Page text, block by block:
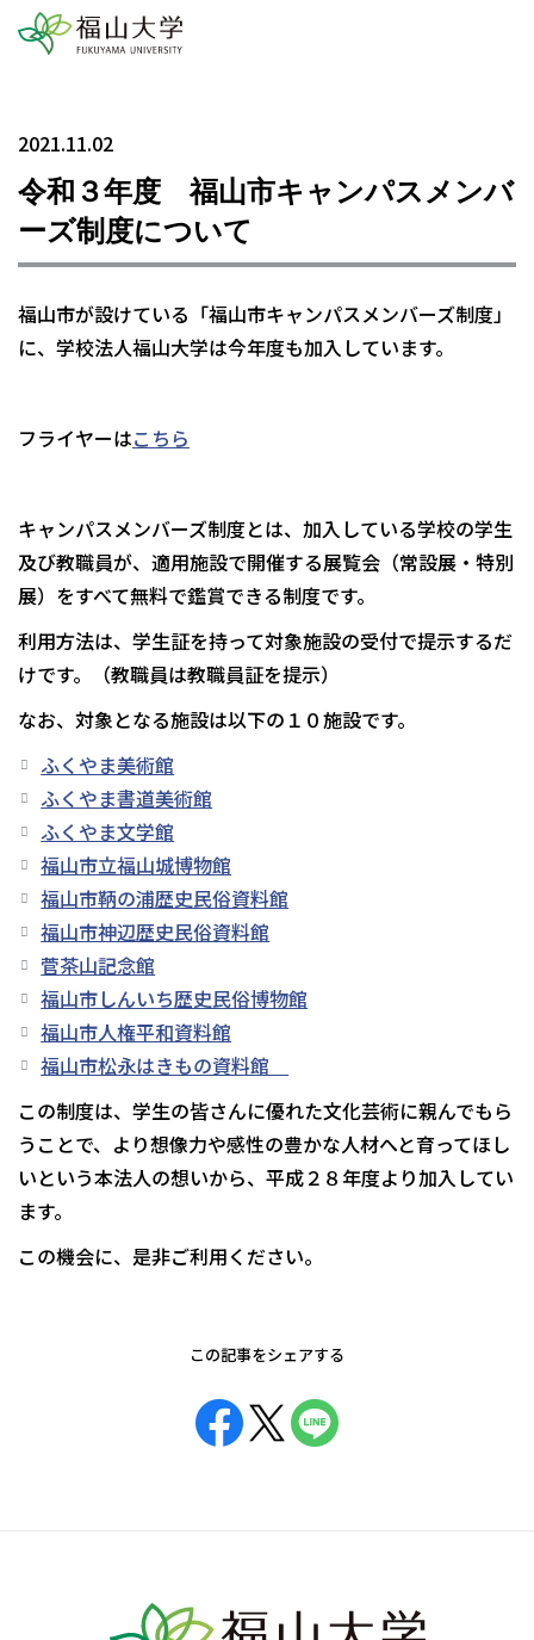
2021.11.02
令和３年度 福山市キャンパスメンバ
ーズ制度について
福山市が設けている「福山市キャンパスメンバーズ制度」
に、学校法人福山大学は今年度も加入しています。
フライヤーはこちら
キャンパスメンバーズ制度とは、加入している学校の学生
及び教職員が、適用施設で開催する展覧会（常設展・特別
展）をすべて無料で鑑賞できる制度です。
利用方法は、学生証を持って対象施設の受付で提示するだ
けです。（教職員は教職員証を提示）
なお、対象となる施設は以下の１０施設です。
ふくやま美術館
ふくやま書道美術館
ふくやま文学館
福山市立福山城博物館
福山市鞆の浦歴史民俗資料館
福山市神辺歴史民俗資料館
菅茶山記念館
福山市しんいち歴史民俗博物館
福山市人権平和資料館
福山市松永はきもの資料館
この制度は、学生の皆さんに優れた文化芸術に親んでもら
うことで、より想像力や感性の豊かな人材へと育ってほし
いという本法人の想いから、平成２８年度より加入してい
ます。
この機会に、是非ご利用ください。
この記事をシェアする